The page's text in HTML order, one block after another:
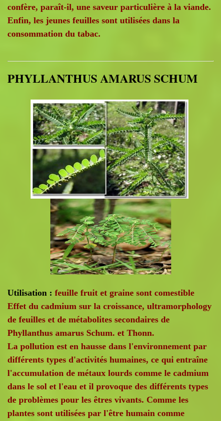
confère, paraît-il, une saveur particulière à la viande.
Enfin, les jeunes feuilles sont utilisées dans la
consommation du tabac.
PHYLLANTHUS AMARUS SCHUM
Utilisation : feuille fruit et graine sont comestible
Effet du cadmium sur la croissance, ultramorphology
de feuilles et de métabolites secondaires de
Phyllanthus amarus Schum. et Thonn.
La pollution est en hausse dans l'environnement par
différents types d'activités humaines, ce qui entraîne
l'accumulation de métaux lourds comme le cadmium
dans le sol et l'eau et il provoque des différents types
de problèmes pour les êtres vivants. Comme les
plantes sont utilisées par l'être humain comme